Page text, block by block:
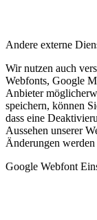
Andere externe
Wir nutzen auch
Webfonts, Google
Anbieter
speichern, können
dass eine
Aussehen unserer
Änderungen
Google Webfont